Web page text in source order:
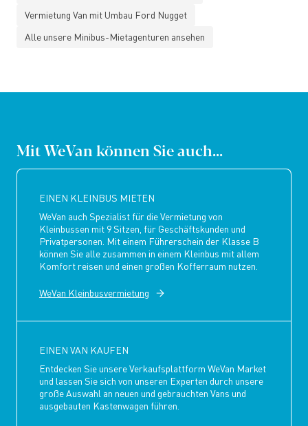
Vermietung Van mit Umbau Ford Nugget
Alle unsere Minibus-Mietagenturen ansehen
Mit WeVan können Sie auch...
EINEN KLEINBUS MIETEN
WeVan auch Spezialist für die Vermietung von
Kleinbussen mit 9 Sitzen, für Geschäftskunden und
Privatpersonen. Mit einem Führerschein der Klasse B
können Sie alle zusammen in einem Kleinbus mit allem
Komfort reisen und einen großen Kofferraum nutzen.
WeVan Kleinbusvermietung
EINEN VAN KAUFEN
Entdecken Sie unsere Verkaufsplattform WeVan Market
und lassen Sie sich von unseren Experten durch unsere
große Auswahl an neuen und gebrauchten Vans und
ausgebauten Kastenwagen führen.